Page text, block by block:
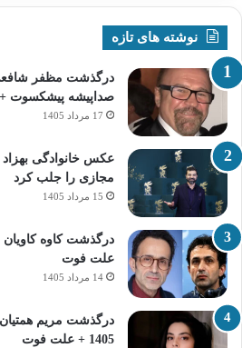
نوشته های تازه
درگذشت مظفر شافعی
صداپیشه پیشکسوت
17 مرداد 1405
عکس خانوادگی
مجازی را جلب کرد
15 مرداد 1405
درگذشت کاوه کاویان
علت فوت
14 مرداد 1405
1405 + علت فوت